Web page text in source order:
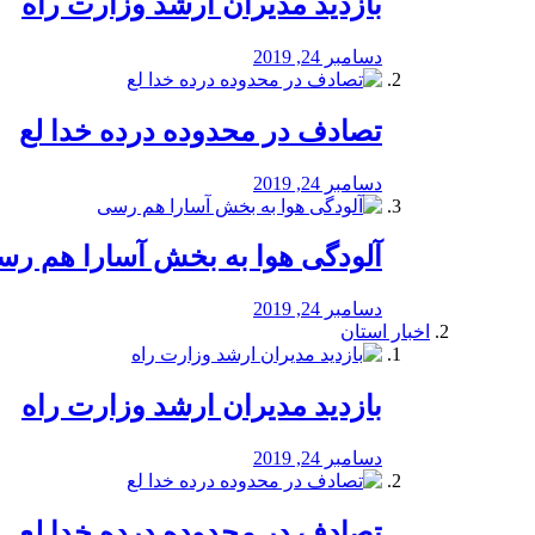
دسامبر 24, 2019
تصادف در محدوده درده خدا لع
دسامبر 24, 2019
آلودگی هوا به بخش آسارا هم
دسامبر 24, 2019
اخبار استان
بازدید مدیران ارشد وزارت راه
دسامبر 24, 2019